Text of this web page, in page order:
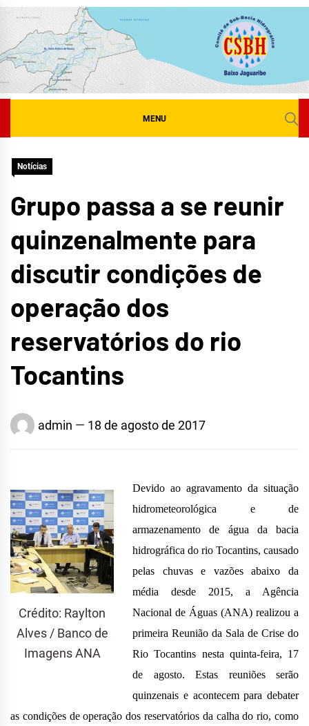
Skip
content
MENU
Notícias
Grupo passa a se reunir
quinzenalmente para
discutir condições de
operação dos
reservatórios do rio
Tocantins
admin 18 de agosto de 2017
Crédito: Raylton
Alves / Banco de
Imagens ANA
Devido ao agravamento da situação
hidrometeorológica e de
armazenamento de água da bacia
hidrográfica do rio Tocantins, causado
pelas chuvas e vazões abaixo da
média desde 2015, a Agência
Nacional de Águas (ANA) realizou a
primeira Reunião da Sala de Crise do
Rio Tocantins nesta quinta-feira, 17
de agosto. Estas reuniões serão
quinzenais e acontecem para debater
as condições de operação dos reservatórios da calha do rio, como